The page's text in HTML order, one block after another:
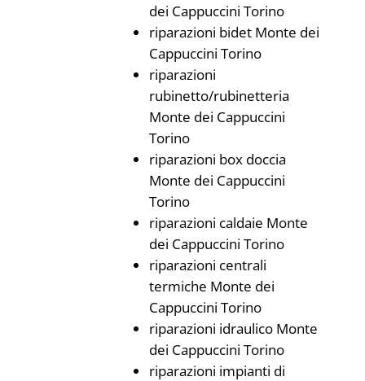
dei Cappuccini Torino
riparazioni bidet Monte dei
Cappuccini Torino
riparazioni
rubinetto/rubinetteria
Monte dei Cappuccini
Torino
riparazioni box doccia
Monte dei Cappuccini
Torino
riparazioni caldaie Monte
dei Cappuccini Torino
riparazioni centrali
termiche Monte dei
Cappuccini Torino
riparazioni idraulico Monte
dei Cappuccini Torino
riparazioni impianti di